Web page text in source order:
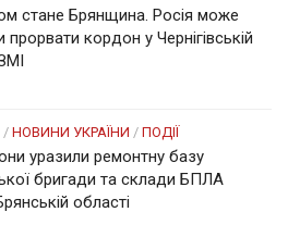
стане Брянщина. Росія може
прорвати кордон у Чернігівській
/ НОВИНИ УКРАЇНИ / ПОДІЇ
уразили ремонтну базу
бригади та склади БПЛА
області